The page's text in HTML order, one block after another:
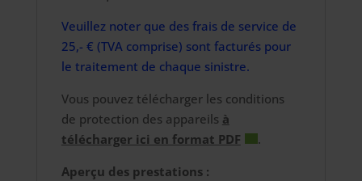
Veuillez noter que des frais de service de
25,- € (TVA comprise) sont facturés pour
le traitement de chaque sinistre.
Vous pouvez télécharger les conditions
de protection des appareils à
télécharger ici en format PDF
.
Aperçu des prestations :